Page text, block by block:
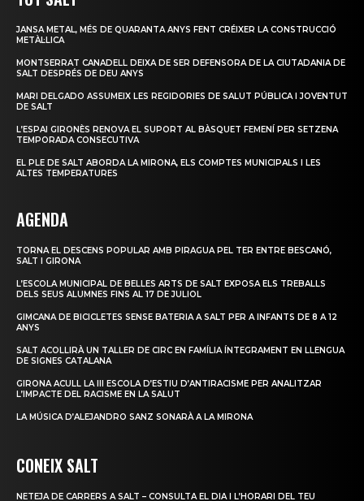
JANSA METAL, MÉS DE QUARANTA ANYS FENT CRÉIXER LA CONSTRUCCIÓ
METÀL·LICA
MONTSERRAT CANADELL DEIXA DE SER DEFENSORA DE LA CIUTADANIA DE
SALT DESPRÉS DE DEU ANYS
MARI DELGADO ASSUMEIX LES REGIDORIES DE SALUT PÚBLICA I JOVENTUT
DE SALT
L’ESPAI GIRONÈS RENOVA EL SUPORT AL BÀSQUET FEMENÍ PER SETZENA
TEMPORADA CONSECUTIVA
EL PLE DE SALT ABORDA LA MIRONA, ELS COMPTES MUNICIPALS I LES
ALTES TEMPERATURES
AGENDA
TORNA EL DESCENS POPULAR AMB PIRAGUA PEL TER ENTRE BESCANÓ,
SALT I GIRONA
L’ESCOLA MUNICIPAL DE BELLES ARTS DE SALT EXPOSA ELS TREBALLS
DELS SEUS ALUMNES FINS AL 17 DE JULIOL
GIMCANA DE BICICLETES SENSE BATERIA A SALT PER A INFANTS DE 8 A 12
ANYS
SALT ACOLLIRÀ UN TALLER DE CIRC EN FAMÍLIA ÍNTEGRAMENT EN LLENGUA
DE SIGNES CATALANA
GIRONA ACULL LA III ESCOLA D’ESTIU D’ANTIRACISME PER ANALITZAR
L’IMPACTE DEL RACISME EN LA SALUT
LA MÚSICA D’ALEJANDRO SANZ SONARÀ A LA MIRONA
CONEIX SALT
NETEJA DE CARRERS A SALT – CONSULTA EL DIA I L’HORARI DEL TEU